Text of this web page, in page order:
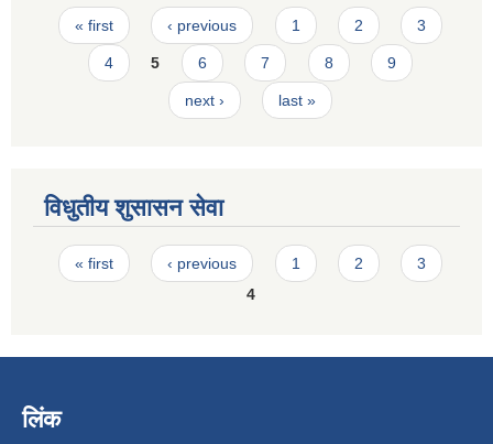
Pages
« first ‹ previous 1 2 3
4 5 6 7 8 9
next › last »
विधुतीय शुसासन सेवा
Pages
« first ‹ previous 1 2
3
4
लिंक